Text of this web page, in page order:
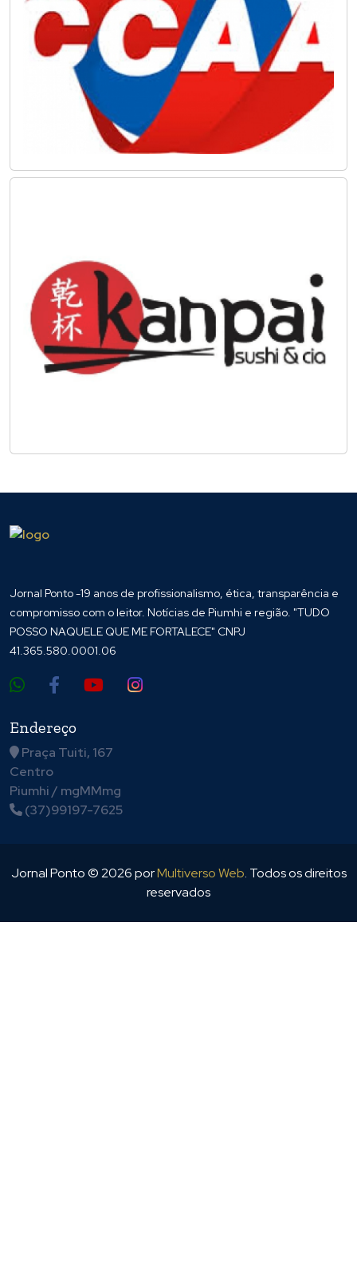
Jornal Ponto -19 anos de profissionalismo, ética, transparência e
compromisso com o leitor. Notícias de Piumhi e região. "TUDO
POSSO NAQUELE QUE ME FORTALECE" CNPJ
41.365.580.0001.06
Endereço
Praça Tuiti, 167
Centro
Piumhi / mgMMmg
(37)99197-7625
Jornal Ponto ©2026porMultiverso Web. Todos os direitos
reservados